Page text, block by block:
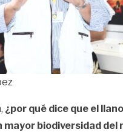
¿por qué dice que el
mayor biodiversidad del